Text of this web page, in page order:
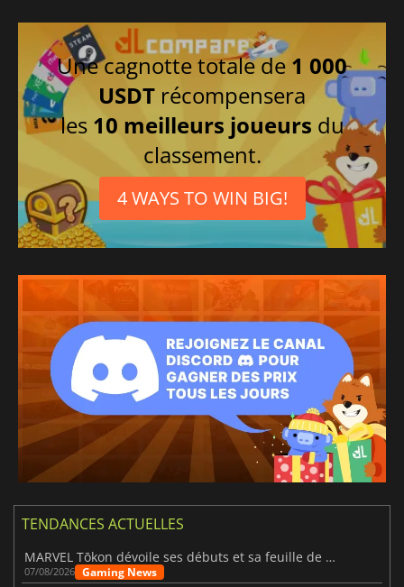
Une cagnotte totale de 1 000
USDT récompensera
les 10 meilleurs joueurs du
classement.
4 WAYS TO WIN BIG!
TENDANCES ACTUELLES
MARVEL Tōkon dévoile ses débuts et sa feuille de route
07/08/2026 Gaming News